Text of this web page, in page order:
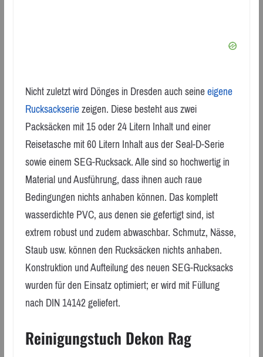
Nicht zuletzt wird Dönges in Dresden auch seineeigene
Rucksackseriezeigen. Diese besteht aus zwei
Packsäcken mit 15 oder 24 Litern Inhalt und einer
Reisetasche mit 60 Litern Inhalt aus der Seal-D-Serie
sowie einem SEG-Rucksack. Alle sind so hochwertig in
Material und Ausführung, dass ihnen auch raue
Bedingungen nichts anhaben können. Das komplett
wasserdichte PVC, aus denen sie gefertigt sind, ist
extrem robust und zudem abwaschbar. Schmutz, Nässe,
Staub usw. können den Rucksäcken nichts anhaben.
Konstruktion und Aufteilung des neuen SEG-Rucksacks
wurden für den Einsatz optimiert; er wird mit Füllung
nach DIN 14142 geliefert.
Reinigungstuch Dekon Rag